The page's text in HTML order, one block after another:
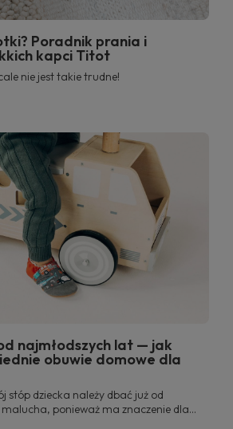
Poradnik prania i
kapci Titot
nie jest takie trudne!
najmłodszych lat — jak
obuwie domowe dla
stóp dziecka należy dbać już od
ponieważ ma znaczenie dla